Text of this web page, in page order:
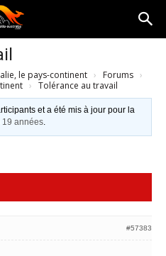
le pays-continent › Forums ›
› Tolérance au travail
et a été mis à jour pour la
19 années.
#57383